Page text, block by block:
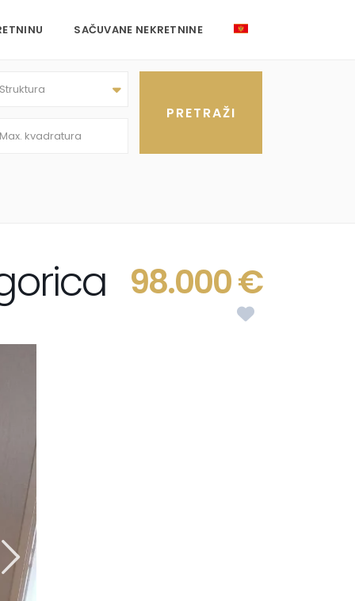
SAČUVANE NEKRETNINE
Struktura
98.000 €